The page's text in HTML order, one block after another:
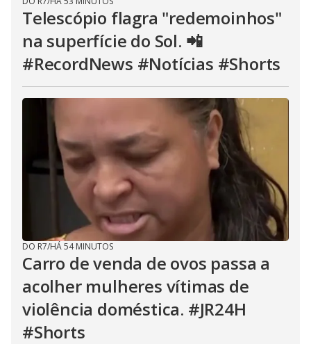
Telescópio flagra "redemoinhos"
na superfície do Sol. 📲
#RecordNews #Notícias #Shorts
DO R7/HÁ 54 MINUTOS
Carro de venda de ovos passa a
acolher mulheres vítimas de
violência doméstica. #JR24H
#Shorts